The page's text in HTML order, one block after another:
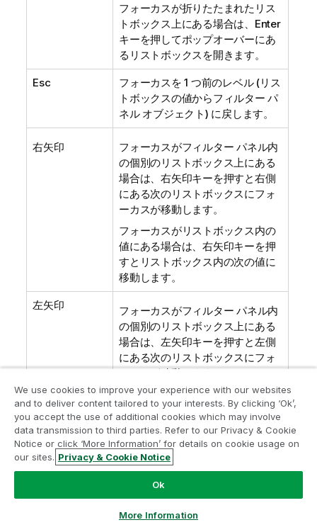
フォーカスが折りたたまれたリス
トボックス上にある場合は、Enter
キーを押してポップオーバーにあ
るリストボックスを開きます。
Esc
フォーカスを 1 つ前のレベル (リス
トボックスの値からフィルター パ
ネル オブジェクト) に戻します。
右矢印
フォーカスがフィルター パネル内
の個別のリストボックス上にある
場合は、右矢印キーを押すと右側
にある次のリストボックスにフォ
ーカスが移動します。
フォーカスがリストボックス内の
値にある場合は、右矢印キーを押
すとリストボックス内の次の値に
移動します。
左矢印
フォーカスがフィルター パネル内
の個別のリストボックス上にある
場合は、左矢印キーを押すと左側
にある次のリストボックスにフォ
ーカスが移動します。
フォーカスがリストボックス内の
値にある場合は、左矢印キーを押
すとリストボックス内の前の値に
移動します。
↑
フォーカスがフィルター パネル内
の個別のリストボックス上にある
リストボックス (現在のリストボッ
We use cookies to improve your experience with our websites
and to deliver content tailored to your interests. By clicking ‘Ok’,
you accept the use of additional cookies which may involve
data transmission to third parties. Refer to our Privacy & Cookie
Notice or click ‘More Information’ for details on cookie usage on
our sites. Privacy & Cookie Notice
Ok
More Information